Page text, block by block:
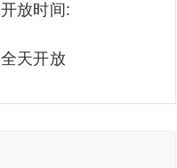
开放时间:
全天开放